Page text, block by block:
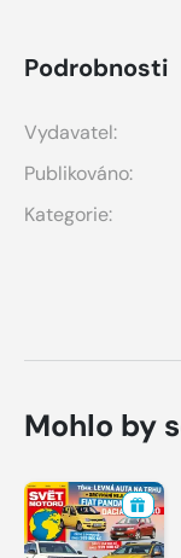
Podrobnosti
Vydavatel:
Publikováno:
Kategorie:
Mohlo by